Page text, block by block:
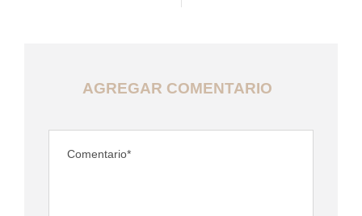
AGREGAR COMENTARIO